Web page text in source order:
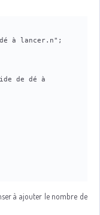
à lancer.n";
de dé à
à ajouter le nombre de